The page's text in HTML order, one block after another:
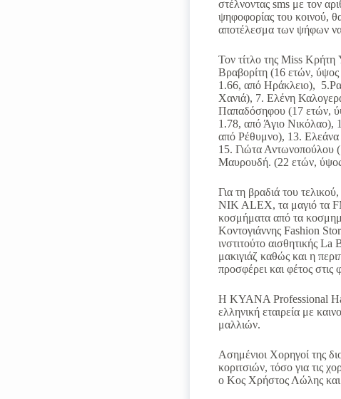
στέλνοντας sms με τον
ψηφοφορίας του κοινού,
αποτέλεσμα των ψήφων να
Τον τίτλο της Miss
Βραβορίτη (16 ετών,
1.66, από Ηράκλειο),
Χανιά), 7. Ελένη
Παπαδόσηφου (17 ετών,
1.78, από Άγιο Νικόλαο),
από Ρέθυμνο), 13.
15. Γιώτα Αντωνοπούλου
Μαυρουδή. (22 ετών,
Για τη βραδιά του
NIK ALEX, τα μαγιό τα
κοσμήματα από τα
Κοντογιάννης Fashion
ινστιτούτο αισθητικής
μακιγιάζ καθώς και η
προσφέρει και φέτος στις
Η KYANA Professional
ελληνική εταιρεία με
μαλλιών.
Ασημένιοι Χορηγοί της
κοριτσιών, τόσο για τις
ο Κος Χρήστος Λώλης